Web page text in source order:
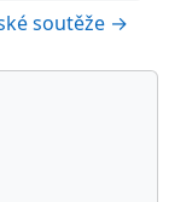
soutěže →